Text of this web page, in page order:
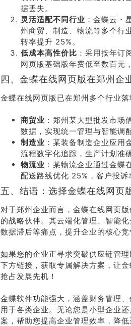
有礼
介绍客户豪礼
相送
联系我
据丢失。
灵活适配不同行业 ：金蝶云・
州商贸、制造、物流等多个行
转率提升 25%。
低成本高性价比 ：采用按年订
网页版基础版年费低至数百元
四、金蝶在线网页版在郑州企
金蝶在线网页版已在郑州多个行业落
商贸业 ：郑州某大型批发市
数据，实现统一管理与智能调
制造业 ：某装备制造企业应用
流程数字化追踪，生产计划准
物流业 ：某物流企业通过金蝶
配送路线优化 25%，客户投诉
五、结语：选择金蝶在线网页
对于郑州企业而言，金蝶在线网页
的战略伙伴。其云端化管理、智能
数据滞后等痛点，提升企业的核心竞
如果您的企业正寻求突破供应链管
下方链接，获取专属解决方案，让
抢占发展先机！
金蝶软件功能强大，涵盖财务管理
用于各类企业。无论您是小型企业
案，帮助您提高企业管理效率，降低